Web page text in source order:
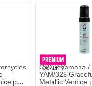
per
CROP Yamaha
YAM/329
Metallic Vernice